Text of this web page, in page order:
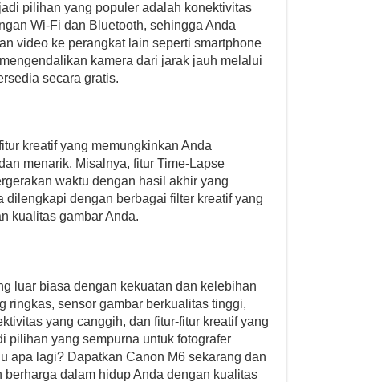
pilihan yang populer adalah konektivitas
Wi-Fi dan Bluetooth, sehingga Anda
video ke perangkat lain seperti smartphone
kamera dari jarak jauh melalui
secara gratis.
kreatif yang memungkinkan Anda
menarik. Misalnya, fitur Time-Lapse
waktu dengan hasil akhir yang
dengan berbagai filter kreatif yang
kualitas gambar Anda.
luar biasa dengan kekuatan dan kelebihan
ringkas, sensor gambar berkualitas tinggi,
yang canggih, dan fitur-fitur kreatif yang
pilihan yang sempurna untuk fotografer
apa lagi? Dapatkan Canon M6 sekarang dan
dalam hidup Anda dengan kualitas